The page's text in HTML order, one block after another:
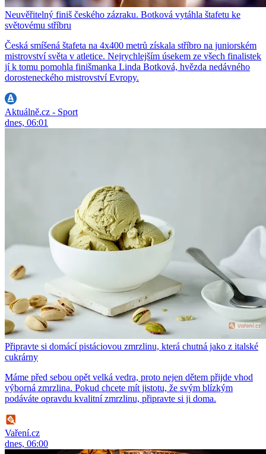
Neuvěřitelný finiš českého zázraku. Botková vytáhla štafetu ke
světovému stříbru
Česká smíšená štafeta na 4x400 metrů získala stříbro na juniorském
mistrovství světa v atletice. Nejrychlejším úsekem ze všech finalistek
jí k tomu pomohla finišmanka Linda Botková, hvězda nedávného
dorosteneckého mistrovství Evropy.
Aktuálně.cz - Sport
dnes, 06:01
Připravte si domácí pistáciovou zmrzlinu, která chutná jako z italské
cukrárny
Máme před sebou opět velká vedra, proto nejen dětem přijde vhod
výborná zmrzlina. Pokud chcete mít jistotu, že svým blízkým
podáváte opravdu kvalitní zmrzlinu, připravte si ji doma.
Vaření.cz
dnes, 06:00